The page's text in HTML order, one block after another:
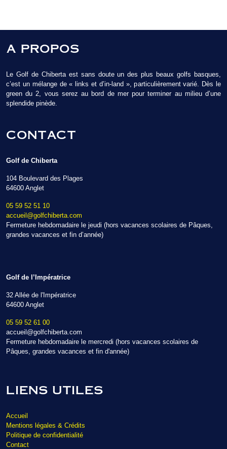
A PROPOS
Le Golf de Chiberta est sans doute un des plus beaux golfs basques,
c’est un mélange de « links et d’in-land », particulièrement varié. Dès le
green du 2, vous serez au bord de mer pour terminer au milieu d’une
splendide pinède.
CONTACT
Golf de Chiberta
104 Boulevard des Plages
64600 Anglet
05 59 52 51 10
accueil@golfchiberta.com
Fermeture hebdomadaire le jeudi (hors vacances scolaires de Pâques,
grandes vacances et fin d’année)
Golf de l’Impératrice
32 Allée de l'Impératrice
64600 Anglet
05 59 52 61 00
accueil@golfchiberta.com
Fermeture hebdomadaire le mercredi (hors vacances scolaires de
Pâques, grandes vacances et fin d'année)
LIENS UTILES
Accueil
Mentions légales & Crédits
Politique de confidentialité
Contact